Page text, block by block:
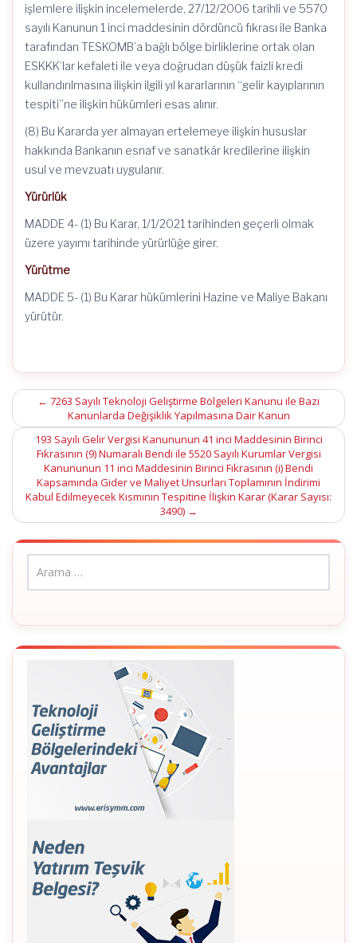
işlemlere ilişkin incelemelerde, 27/12/2006 tarihli ve 5570
sayılı Kanunun 1 inci maddesinin dördüncü fıkrası ile Banka
tarafından TESKOMB’a bağlı bölge birliklerine ortak olan
ESKKK’lar kefaleti ile veya doğrudan düşük faizli kredi
kullandırılmasına ilişkin ilgili yıl kararlarının “gelir kayıplarının
tespiti”ne ilişkin hükümleri esas alınır.
(8) Bu Kararda yer almayan ertelemeye ilişkin hususlar
hakkında Bankanın esnaf ve sanatkâr kredilerine ilişkin
usul ve mevzuatı uygulanır.
Yürürlük
MADDE 4- (1) Bu Karar, 1/1/2021 tarihinden geçerli olmak
üzere yayımı tarihinde yürürlüğe girer.
Yürütme
MADDE 5- (1) Bu Karar hükümlerini Hazine ve Maliye Bakanı
yürütür.
Post
navigation
← 7263 Sayılı Teknoloji Geliştirme Bölgeleri Kanunu ile Bazı
Kanunlarda Değişiklik Yapılmasına Dair Kanun
193 Sayılı Gelir Vergisi Kanununun 41 inci Maddesinin Birinci
Fıkrasının (9) Numaralı Bendi ile 5520 Sayılı Kurumlar Vergisi
Kanununun 11 inci Maddesinin Birinci Fıkrasının (i) Bendi
Kapsamında Gider ve Maliyet Unsurları Toplamının İndirimi
Kabul Edilmeyecek Kısmının Tespitine İlişkin Karar (Karar Sayısı:
3490) →